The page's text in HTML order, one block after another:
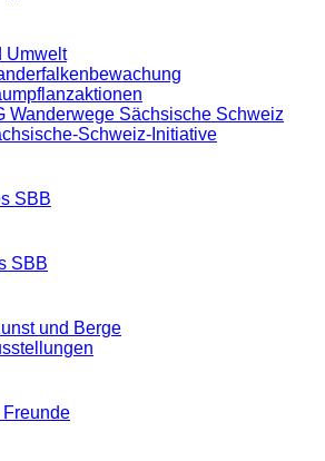
Umwelt
Wanderwege Sächsische Schweiz
Schweiz-Initiative
SBB
SBB
und Berge
Freunde